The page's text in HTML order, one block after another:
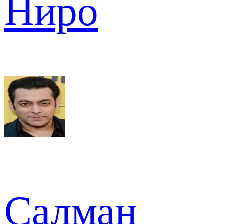
Ниро
Салман